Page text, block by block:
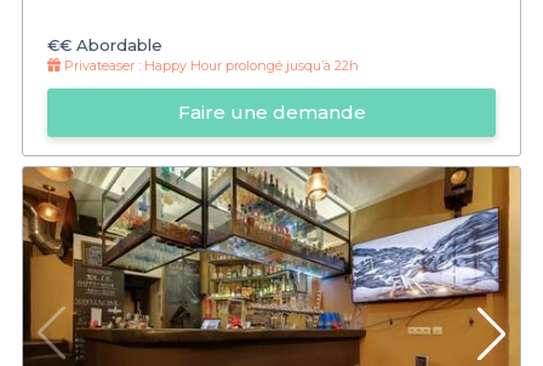
€€ Abordable
Privateaser : Happy Hour prolongé jusqu’à 22h
Faire une demande